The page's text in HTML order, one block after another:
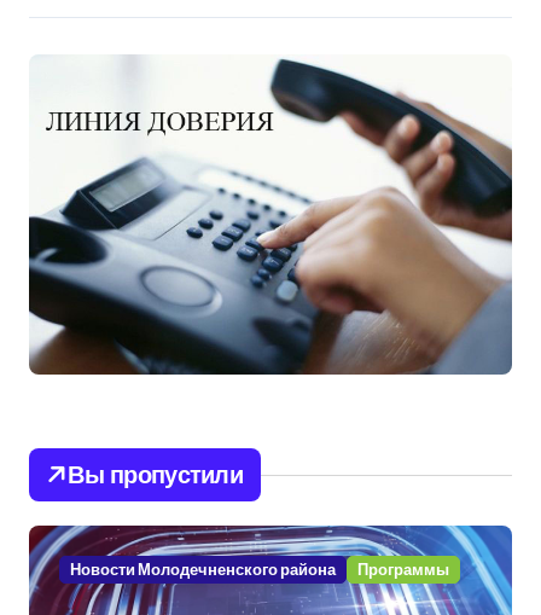
Вы пропустили
Новости Молодечненского района Программы